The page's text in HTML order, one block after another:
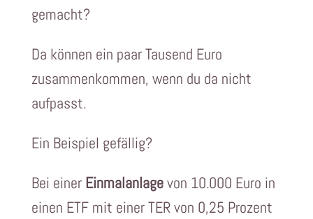
gemacht?
Da können ein paar Tausend Euro
zusammenkommen, wenn du da nicht
aufpasst.
Ein Beispiel gefällig?
Bei einer Einmalanlagevon 10.000 Euro in
einen ETF mit einer TER von 0,25 Prozent